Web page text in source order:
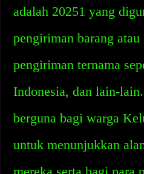
adalah 20251 yang
pengiriman barang
pengiriman ternama
Indonesia, dan lain-
berguna bagi warga
untuk menunjukkan